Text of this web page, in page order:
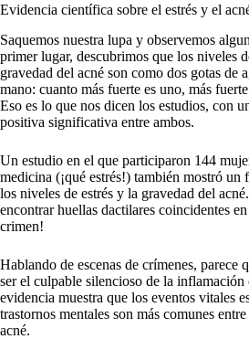
Evidencia científica sobre el estrés y el
Saquemos nuestra lupa y observemos
primer lugar, descubrimos que los niveles
gravedad del acné son como dos gotas de
mano: cuanto más fuerte es uno, más
Eso es lo que nos dicen los estudios, con
positiva significativa entre ambos.
Un estudio en el que participaron 144
medicina (¡qué estrés!) también mostró un
los niveles de estrés y la gravedad del acné.
encontrar huellas dactilares coincidentes
crimen!
Hablando de escenas de crímenes, parece
ser el culpable silencioso de la inflamación
evidencia muestra que los eventos vitales
trastornos mentales son más comunes
acné.